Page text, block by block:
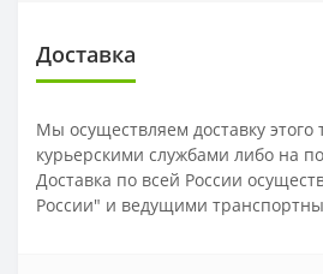
Доставка
Мы осуществляем доставку этого
курьерскими службами либо на
Доставка по всей России
России" и ведущими